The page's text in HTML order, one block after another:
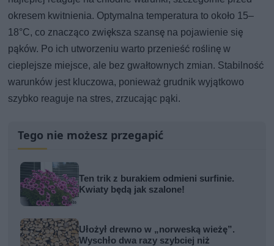
okresem kwitnienia. Optymalna temperatura to około 15–
18°C, co znacząco zwiększa szansę na pojawienie się
pąków. Po ich utworzeniu warto przenieść roślinę w
cieplejsze miejsce, ale bez gwałtownych zmian. Stabilność
warunków jest kluczowa, ponieważ grudnik wyjątkowo
szybko reaguje na stres, zrzucając pąki.
Tego nie możesz przegapić
Ten trik z burakiem odmieni surfinie.
Kwiaty będą jak szalone!
Ułożył drewno w „norweską wieżę”.
Wyschło dwa razy szybciej niż